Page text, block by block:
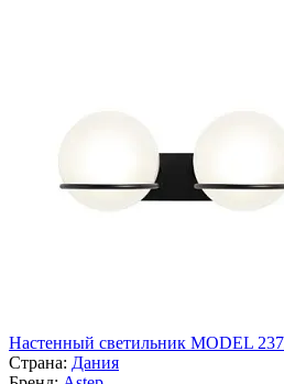
Настенный светильник MODEL
Страна: Дания